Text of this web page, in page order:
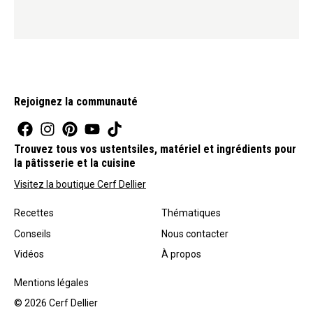
Rejoignez la communauté
Trouvez tous vos ustentsiles, matériel et ingrédients pour
la pâtisserie et la cuisine
Visitez la boutique Cerf Dellier
Recettes
Conseils
Vidéos
Thématiques
Nous contacter
À propos
Mentions légales
© 2026 Cerf Dellier